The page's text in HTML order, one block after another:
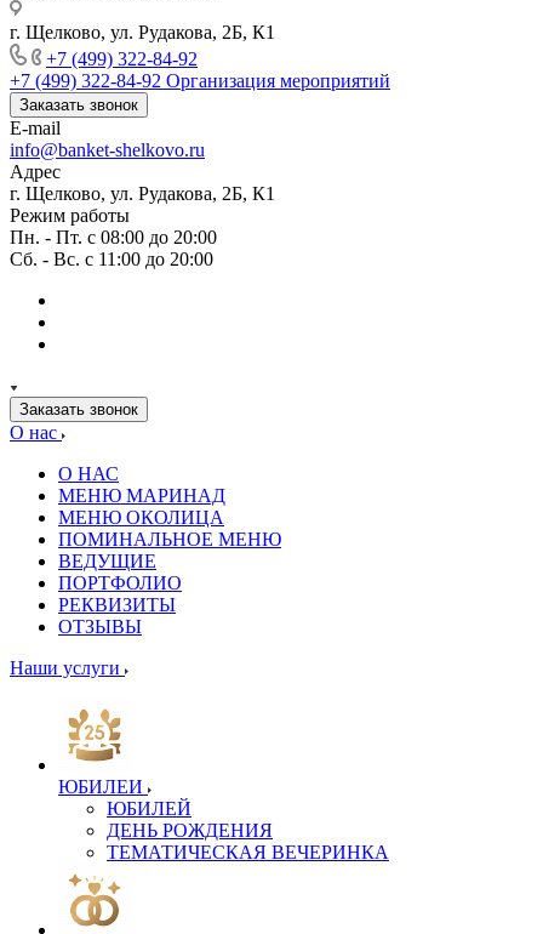
г. Щелково, ул. Рудакова, 2Б, К1
+7 (499) 322-84-92
+7 (499) 322-84-92 Организация мероприятий
Заказать звонок
E-mail
info@banket-shelkovo.ru
Адрес
г. Щелково, ул. Рудакова, 2Б, К1
Режим работы
Пн. - Пт. с 08:00 до 20:00
Сб. - Вс. с 11:00 до 20:00
Заказать звонок
О нас
О НАС
МЕНЮ МАРИНАД
МЕНЮ ОКОЛИЦА
ПОМИНАЛЬНОЕ МЕНЮ
ВЕДУЩИЕ
ПОРТФОЛИО
РЕКВИЗИТЫ
ОТЗЫВЫ
Наши услуги
ЮБИЛЕИ
ЮБИЛЕЙ
ДЕНЬ РОЖДЕНИЯ
ТЕМАТИЧЕСКАЯ ВЕЧЕРИНКА